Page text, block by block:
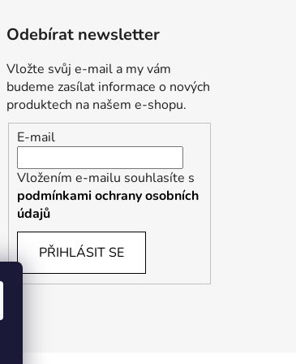
Odebírat newsletter
Vložte svůj e-mail a my vám
budeme zasílat informace o nových
produktech na našem e-shopu.
E-mail
Vložením e-mailu souhlasíte s
podmínkami ochrany osobních
údajů
PŘIHLÁSIT SE